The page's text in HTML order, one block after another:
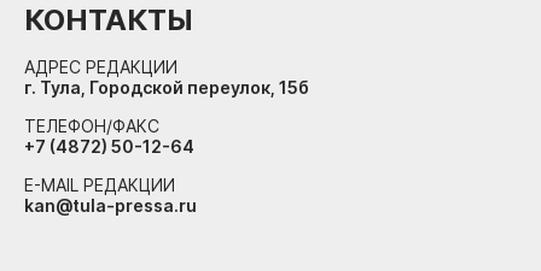
КОНТАКТЫ
АДРЕС РЕДАКЦИИ
г. Тула, Городской переулок, 15б
ТЕЛЕФОН/ФАКС
+7 (4872) 50-12-64
E-MAIL РЕДАКЦИИ
kan@tula-pressa.ru